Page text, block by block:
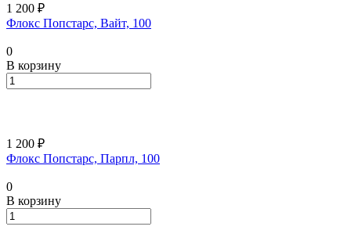
1 200 ₽
Флокс Попстарс, Вайт, 100
0
В корзину
1 200 ₽
Флокс Попстарс, Парпл, 100
0
В корзину